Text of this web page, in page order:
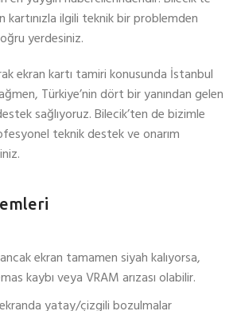
kartınızla ilgili teknik bir problemden
yerdesiniz.
ekran kartı tamiri konusunda İstanbul
Türkiye’nin dört bir yanından gelen
sağlıyoruz. Bilecik’ten de bizimle
teknik destek ve onarım
ekran tamamen siyah kalıyorsa,
kaybı veya VRAM arızası olabilir.
ekranda yatay/çizgili bozulmalar